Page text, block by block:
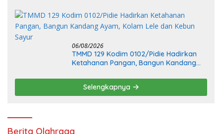
06/08/2026
TMMD 129 Kodim 0102/Pidie Hadirkan
Ketahanan Pangan, Bangun Kandang
Selengkapnya
Berita Olahraga